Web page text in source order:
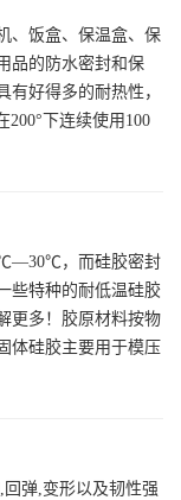
、饭盒、保温盒、保
品的防水密封和保
好得多的耐热性，
200°下连续使用100
，而硅胶密封
特种的耐低温硅胶
更多！胶原材料按物
体硅胶主要用于模压
弹,变形以及韧性强